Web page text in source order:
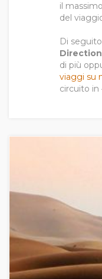
il
del
Di
di più
viaggi su
circuito in